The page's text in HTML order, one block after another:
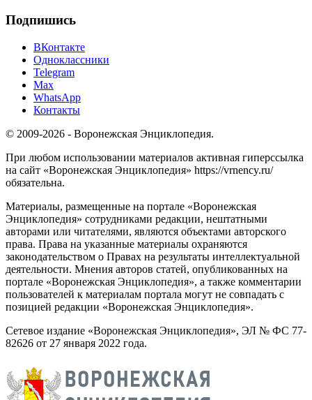
Подпишись
ВКонтакте
Одноклассники
Telegram
Max
WhatsApp
Контакты
© 2009-2026 - Воронежская Энциклопедия.
При любом использовании материалов активная гиперссылка
на сайт «Воронежская Энциклопедия» https://vrnency.ru/
обязательна.
Материалы, размещенные на портале «Воронежская
Энциклопедия» сотрудниками редакции, нештатными
авторами или читателями, являются объектами авторского
права. Права на указанные материалы охраняются
законодательством о Правах на результаты интеллектуальной
деятельности. Мнения авторов статей, опубликованных на
портале «Воронежская Энциклопедия», а также комментарии
пользователей к материалам портала могут не совпадать с
позицией редакции «Воронежская Энциклопедия».
Сетевое издание «Воронежская Энциклопедия», ЭЛ № ФС 77-
82626 от 27 января 2022 года.